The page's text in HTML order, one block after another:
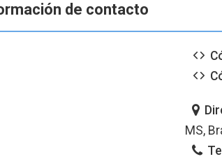
de contacto
MS,